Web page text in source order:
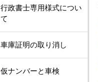
行政書士専用様式につい
て
車庫証明の取り消し
仮ナンバーと車検